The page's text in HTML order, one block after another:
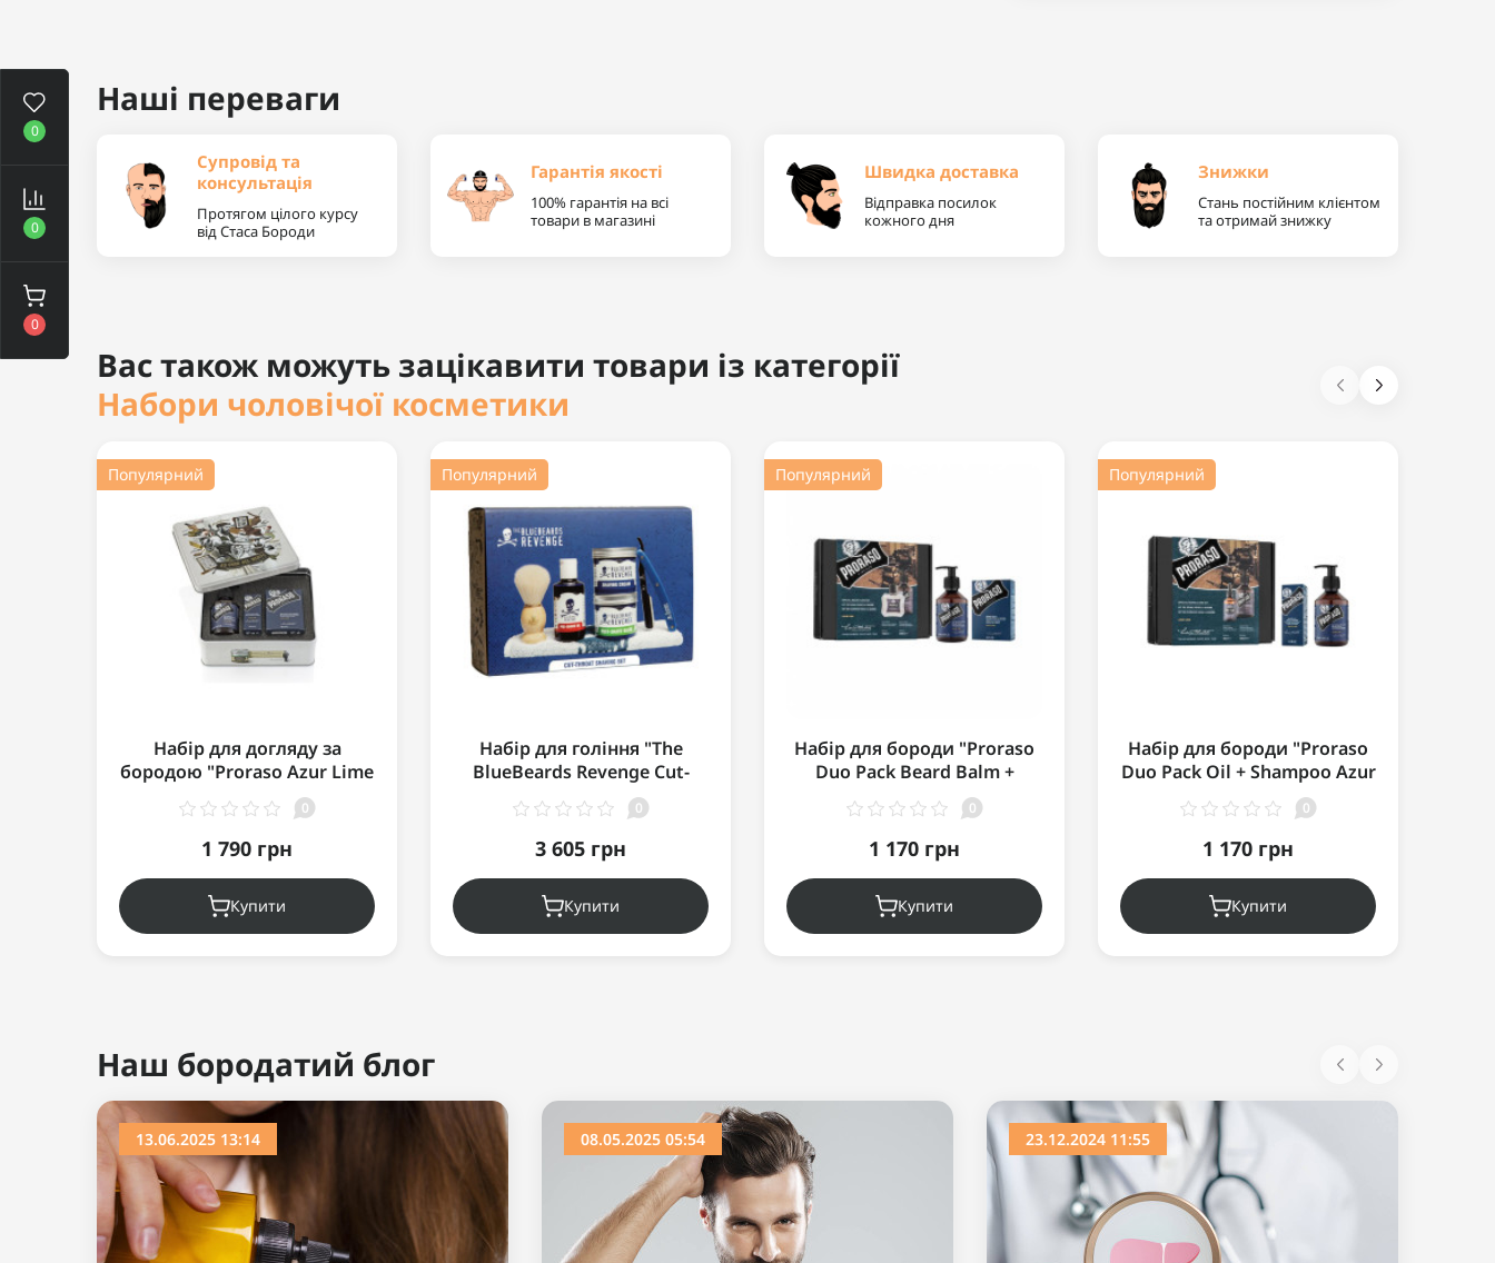
0
0
0
Наші переваги
Супровід та
консультація
Протягом цілого курсу
від Стаса Бороди
Гарантія якості
100% гарантія на всі
товари в магазині
Швидка доставка
Відправка посилок
кожного дня
Знижки
Стань постійним клієнтом
та отримай знижку
Вас також можуть зацікавити товари із категорії
Набори чоловічої косметики
Популярний
Набір для догляду за
бородою "Proraso Azur Lime
Beard Kit"
0
1 790 грн
Купити
Популярний
Набір для гоління "The
BlueBeards Revenge Cut-
Throat Shaving Set"
0
3 605 грн
Купити
Популярний
Набір для бороди "Proraso
Duo Pack Beard Balm +
Shampoo Azur Lime"
0
1 170 грн
Купити
Популярний
Набір для бороди "Proraso
Duo Pack Oil + Shampoo Azur
Lime"
0
1 170 грн
Купити
Ви дивилися
Популярний